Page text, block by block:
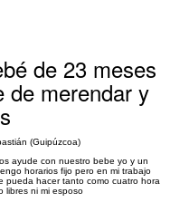
de 23 meses
de merendar y
(Guipúzcoa)
ayude con nuestro bebe yo y un
horarios fijo pero en mi trabajo
pueda hacer tanto como cuatro hora
libres ni mi esposo